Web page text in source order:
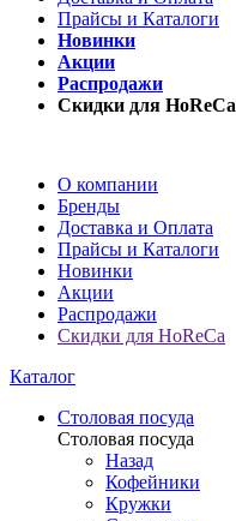
Прайсы и Каталоги
Новинки
Акции
Распродажи
Скидки для HoReCa
О компании
Бренды
Доставка и Оплата
Прайсы и Каталоги
Новинки
Акции
Распродажи
Скидки для HoReCa
Каталог
Столовая посуда
Столовая посуда
Назад
Кофейники
Кружки